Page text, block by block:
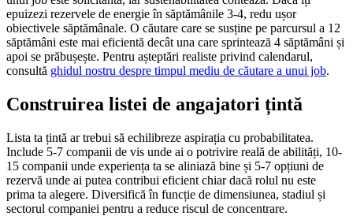
epuizezi rezervele de energie în săptămânile 3-4, redu ușor
obiectivele săptămânale. O căutare care se susține pe parcursul a 12
săptămâni este mai eficientă decât una care sprintează 4 săptămâni și
apoi se prăbușește. Pentru așteptări realiste privind calendarul,
consultă ghidul nostru despre timpul mediu de căutare a unui job.
Construirea listei de angajatori țintă
Lista ta țintă ar trebui să echilibreze aspirația cu probabilitatea.
Include 5-7 companii de vis unde ai o potrivire reală de abilități, 10-
15 companii unde experiența ta se aliniază bine și 5-7 opțiuni de
rezervă unde ai putea contribui eficient chiar dacă rolul nu este
prima ta alegere. Diversifică în funcție de dimensiunea, stadiul și
sectorul companiei pentru a reduce riscul de concentrare.